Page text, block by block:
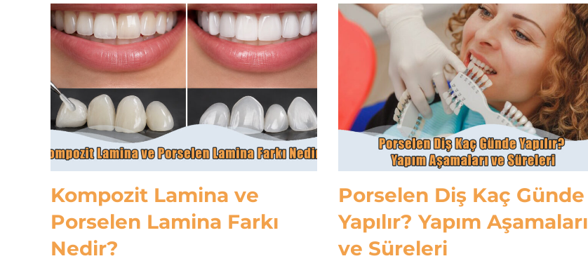
Kompozit Lamina ve
Porselen Lamina Farkı
Nedir?
Porselen Diş Kaç Günde
Yapılır? Yapım Aşamaları
ve Süreleri